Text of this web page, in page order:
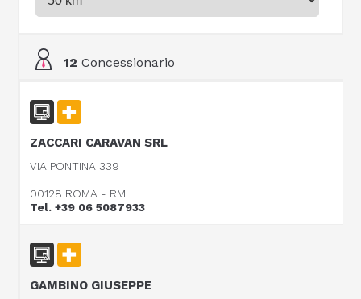
12 Concessionario
ZACCARI CARAVAN SRL
VIA PONTINA 339
00128 ROMA - RM
Tel. +39 06 5087933
GAMBINO GIUSEPPE